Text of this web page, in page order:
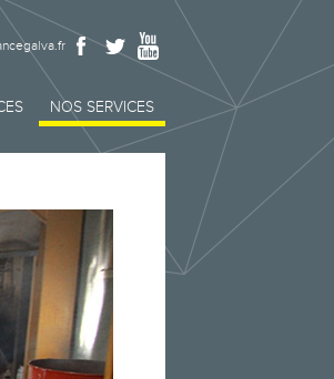
NOS SERVICES